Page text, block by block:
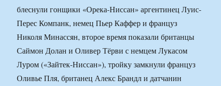
блеснули гонщики «Орека-Ниссан» аргентинец Луис-
Перес Компанк, немец Пьер Каффер и француз
Николя Минассян, второе время показали британцы
Саймон Долан и Оливер Тёрви с немцем Лукасом
Луром («Зайтек-Ниссан»), тройку замкнули француз
Оливье Пля, британец Алекс Брандл и датчанин